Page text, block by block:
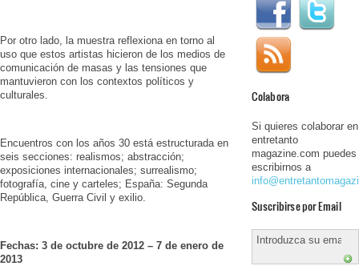
Por otro lado, la muestra reflexiona en torno al
uso que estos artistas hicieron de los medios de
comunicación de masas y las tensiones que
mantuvieron con los contextos políticos y
culturales.
Encuentros con los años 30 está estructurada en
seis secciones: realismos; abstracción;
exposiciones internacionales; surrealismo;
fotografía, cine y carteles; España: Segunda
República, Guerra Civil y exilio.
Fechas: 3 de octubre de 2012 – 7 de enero de
2013
Colabora
Si quieres colaborar en
entretanto
magazine.com puedes
escribirnos a
Suscribirse por Email